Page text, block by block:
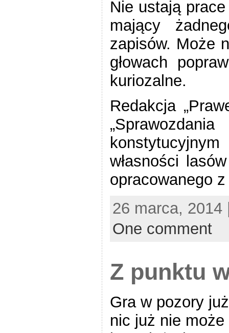
Nie ustają
mający
zapisów. Może
głowach
kuriozalne.
Redakcja
własności
opracowanego
26 marca,
One comment
Z punktu
Gra w pozory
nic już nie